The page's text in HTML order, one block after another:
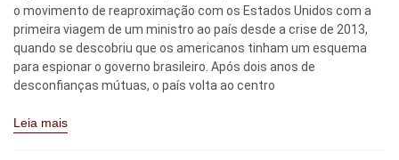
o movimento de reaproximação com os Estados Unidos com a
primeira viagem de um ministro ao país desde a crise de 2013,
quando se descobriu que os americanos tinham um esquema
para espionar o governo brasileiro. Após dois anos de
desconfianças mútuas, o país volta ao centro
Leia mais